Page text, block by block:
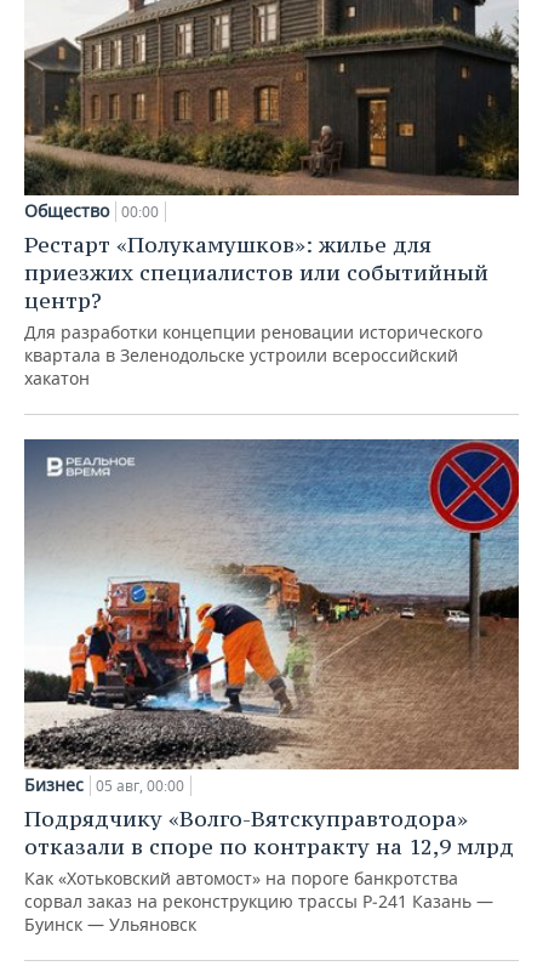
Общество 00:00
Рестарт «Полукамушков»: жилье для
приезжих специалистов или событийный
центр?
Для разработки концепции реновации исторического
квартала в Зеленодольске устроили всероссийский
хакатон
Бизнес 05 авг, 00:00
Подрядчику «Волго-Вятскуправтодора»
отказали в споре по контракту на 12,9 млрд
Как «Хотьковский автомост» на пороге банкротства
сорвал заказ на реконструкцию трассы Р‑241 Казань —
Буинск — Ульяновск